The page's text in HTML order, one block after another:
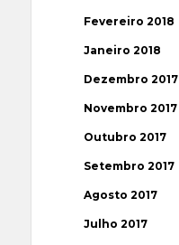
Fevereiro 2018
Janeiro 2018
Dezembro 2017
Novembro 2017
Outubro 2017
Setembro 2017
Agosto 2017
Julho 2017